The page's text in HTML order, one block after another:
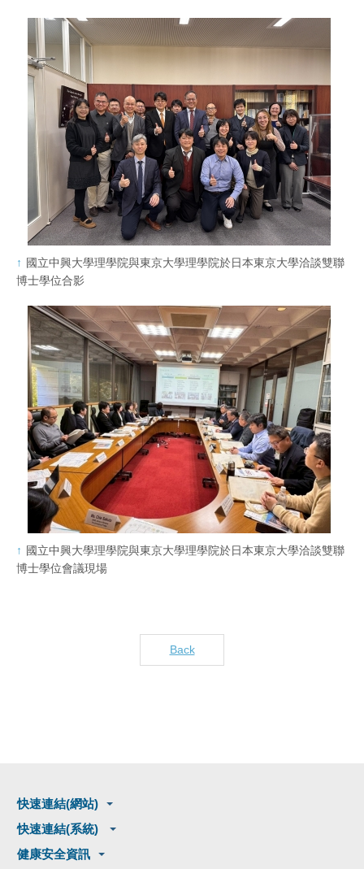
國立中興大學理學院與東京大學理學院於日本東京大學洽談雙聯
博士學位合影
國立中興大學理學院與東京大學理學院於日本東京大學洽談雙聯
博士學位會議現場
Back
快速連結(網站)
快速連結(系統)
健康安全資訊